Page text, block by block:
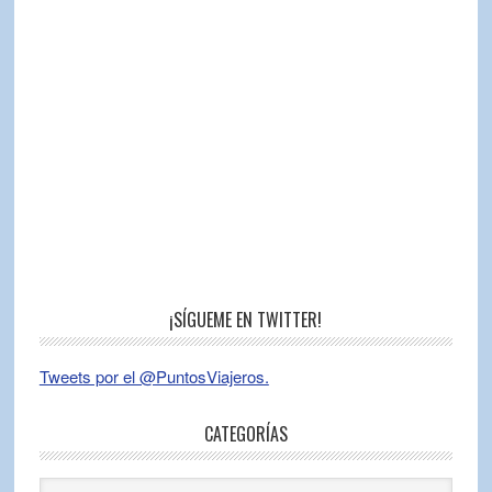
¡SÍGUEME EN TWITTER!
Tweets por el @PuntosViajeros.
CATEGORÍAS